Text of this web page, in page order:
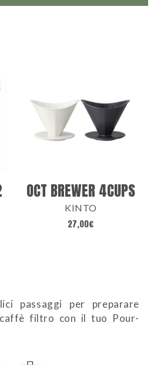
OCT BREWER 4CUPS
KINTO
27,00€
passaggi per preparare
caffè filtro con il tuo Pour-